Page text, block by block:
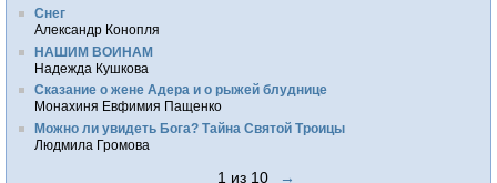
Снег
Александр Конопля
НАШИМ ВОИНАМ
Надежда Кушкова
Сказание о жене Адера и о рыжей блуднице
Монахиня Евфимия Пащенко
Можно ли увидеть Бога? Тайна Святой Троицы
Людмила Громова
1 из 10 →